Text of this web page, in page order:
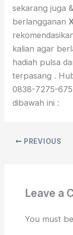
sekarang juga
berlangganan
kalian agar
hadiah pulsa
terpasang .
0838-7275-
dibawah ini :
PREVIOUS
Leave a
You must be